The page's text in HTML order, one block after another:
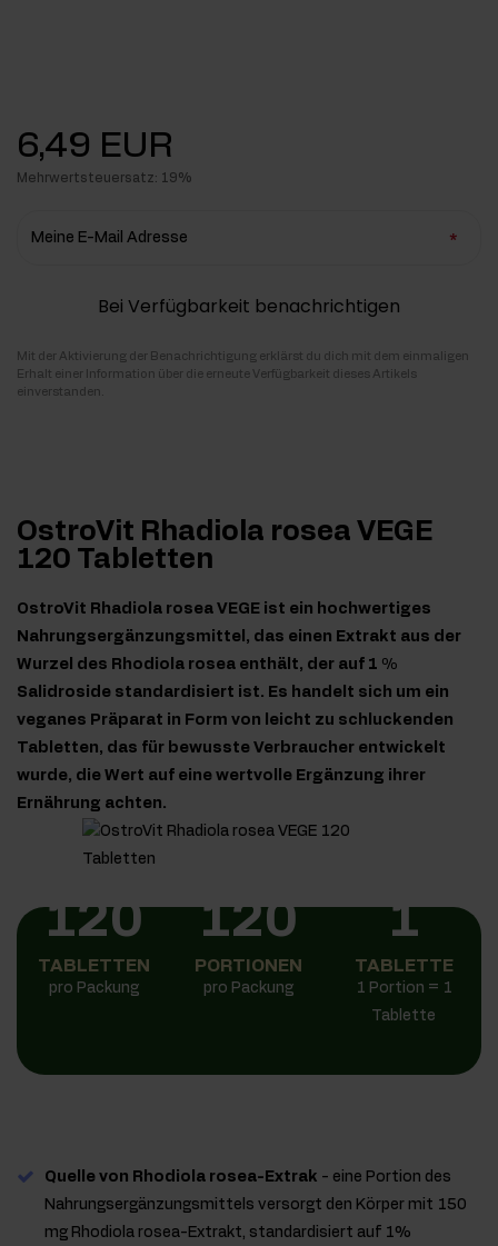
6,49 EUR
Mehrwertsteuersatz: 19%
Meine E-Mail Adresse
Bei Verfügbarkeit benachrichtigen
Mit der Aktivierung der Benachrichtigung erklärst du dich mit dem einmaligen
Erhalt einer Information über die erneute Verfügbarkeit dieses Artikels
einverstanden.
OstroVit Rhadiola rosea VEGE
120 Tabletten
OstroVit Rhadiola rosea VEGE ist ein hochwertiges
Nahrungsergänzungsmittel, das einen Extrakt aus der
Wurzel des Rhodiola rosea enthält, der auf 1 %
Salidroside standardisiert ist. Es handelt sich um ein
veganes Präparat in Form von leicht zu schluckenden
Tabletten, das für bewusste Verbraucher entwickelt
wurde, die Wert auf eine wertvolle Ergänzung ihrer
Ernährung achten.
120
TABLETTEN
pro Packung
120
PORTIONEN
pro Packung
1
TABLETTE
1 Portion = 1
Tablette
Quelle von Rhodiola rosea-Extrak - eine Portion des
Nahrungsergänzungsmittels versorgt den Körper mit 150
mg Rhodiola rosea-Extrakt, standardisiert auf 1%